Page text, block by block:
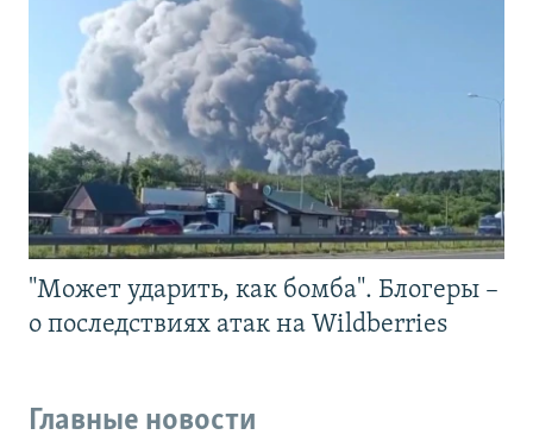
"Может ударить, как бомба". Блогеры –
о последствиях атак на Wildberries
Главные новости